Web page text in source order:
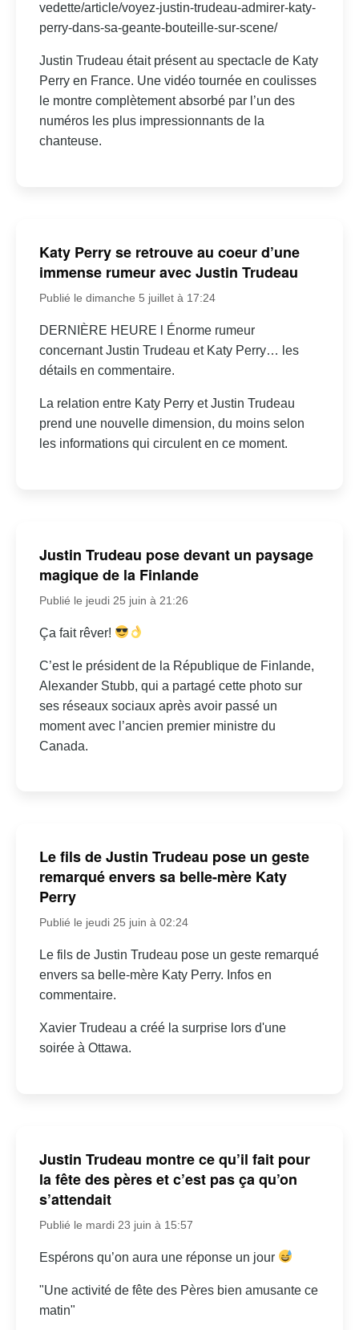
vedette/article/voyez-justin-trudeau-admirer-katy-
perry-dans-sa-geante-bouteille-sur-scene/
Justin Trudeau était présent au spectacle de Katy
Perry en France. Une vidéo tournée en coulisses
le montre complètement absorbé par l’un des
numéros les plus impressionnants de la
chanteuse.
Katy Perry se retrouve au coeur d’une
immense rumeur avec Justin Trudeau
Publié le dimanche 5 juillet à 17:24
DERNIÈRE HEURE l Énorme rumeur
concernant Justin Trudeau et Katy Perry… les
détails en commentaire.
La relation entre Katy Perry et Justin Trudeau
prend une nouvelle dimension, du moins selon
les informations qui circulent en ce moment.
Justin Trudeau pose devant un paysage
magique de la Finlande
Publié le jeudi 25 juin à 21:26
Ça fait rêver!
C’est le président de la République de Finlande,
Alexander Stubb, qui a partagé cette photo sur
ses réseaux sociaux après avoir passé un
moment avec l’ancien premier ministre du
Canada.
Le fils de Justin Trudeau pose un geste
remarqué envers sa belle-mère Katy
Perry
Publié le jeudi 25 juin à 02:24
Le fils de Justin Trudeau pose un geste remarqué
envers sa belle-mère Katy Perry. Infos en
commentaire.
Xavier Trudeau a créé la surprise lors d'une
soirée à Ottawa.
Justin Trudeau montre ce qu’il fait pour
la fête des pères et c’est pas ça qu’on
s’attendait
Publié le mardi 23 juin à 15:57
Espérons qu’on aura une réponse un jour
"Une activité de fête des Pères bien amusante ce
matin"